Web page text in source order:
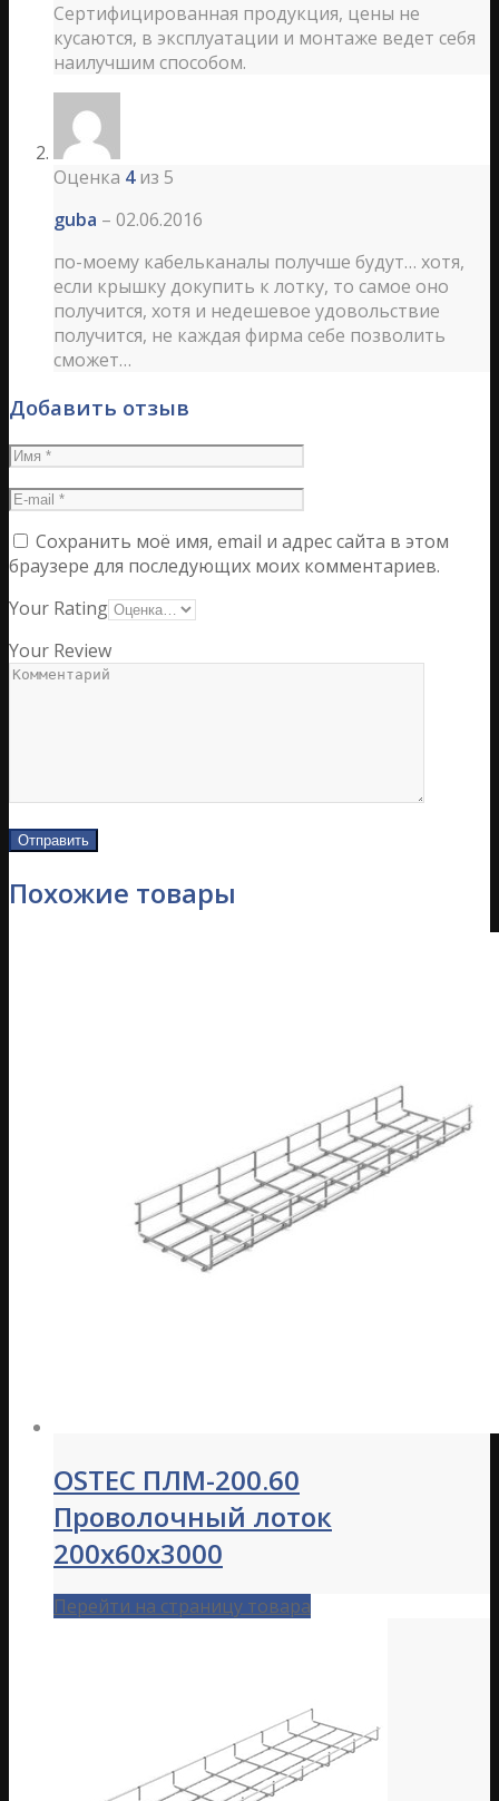
Сертифицированная продукция, цены не
кусаются, в эксплуатации и монтаже ведет себя
наилучшим способом.
Оценка 4из 5
guba – 02.06.2016
по-моему кабельканалы получше будут… хотя,
если крышку докупить к лотку, то самое оно
получится, хотя и недешевое удовольствие
получится, не каждая фирма себе позволить
сможет…
Добавить отзыв
Сохранить моё имя, email и адрес сайта в этом
браузере для последующих моих комментариев.
Your Rating
Your Review
Похожие товары
OSTEC ПЛМ-200.60
Проволочный лоток
200х60х3000
Перейти на страницу товара